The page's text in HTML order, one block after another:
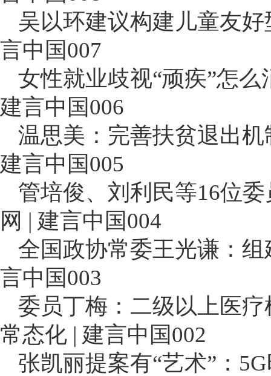
吴以环建议构建儿童友
言中国007
女性就业歧视“顽疾”怎
建言中国006
温思美：完善扶贫退出
建言中国005
管培俊、刘利民等16位
网 | 建言中国004
全国政协常委王光谦：
言中国003
委员丁梅：二级以上医
常态化 | 建言中国002
张凯丽提案有“艺术”：